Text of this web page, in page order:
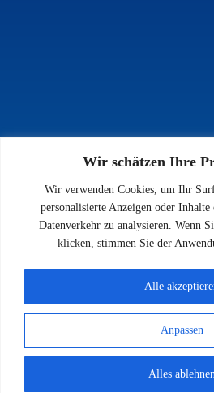
Wir schätzen Ihre
Wir verwenden Cookies, um Ihr
personalisierte Anzeigen oder Inhalte
Datenverkehr zu analysieren. Wenn
klicken, stimmen Sie der
Anpassen
Alles ablehnen
Alle
INFOS
Impressum
Datenschutz
Kontakt
© 2026 SV 1923